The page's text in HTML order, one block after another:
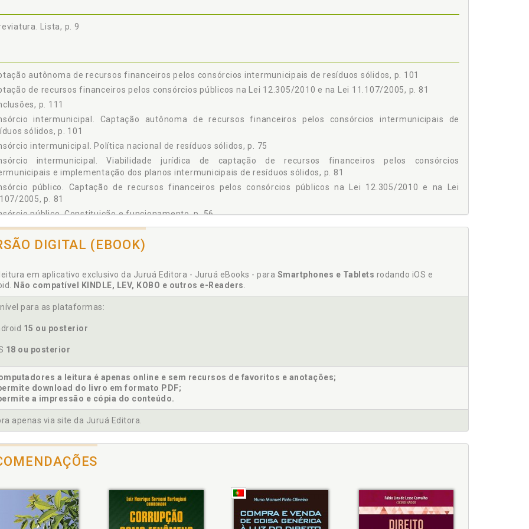
3.2.3 Resolução do Senado Federal 15/2018, p. 93
p. 111
p. 117
Lista, p. 9
autônoma de recursos financeiros pelos consórcios intermunicipais de resíduos sólidos, p. 101
de recursos financeiros pelos consórcios públicos na Lei 12.305/2010 e na Lei 11.107/2005, p. 81
p. 111
intermunicipal. Captação autônoma de recursos financeiros pelos consórcios intermunicipais de
sólidos, p. 101
intermunicipal. Política nacional de resíduos sólidos, p. 75
intermunicipal. Viabilidade jurídica de captação de recursos financeiros pelos consórcios
e implementação dos planos intermunicipais de resíduos sólidos, p. 81
público. Captação de recursos financeiros pelos consórcios públicos na Lei 12.305/2010 e na Lei
2005, p. 81
público. Constituição e funcionamento, p. 56
público. Contratação de operações de crédito, p. 87
intermunicipais e gestão de resíduos sólidos, p. 43
públicos na consecução de finalidades ambientais, p. 71
e funcionamento dos consórcios públicos, p. 56
de operações de crédito pelos consórcios públicos, p. 87
constitucionais, federalismo e cooperação, p. 44
de resíduos sólidos. Consórcios intermunicipais, p. 43
integrada de resíduos sólidos. Consórcios públicos intermunicipais, p. 71
p. 11
DIGITAL (EBOOK)
em aplicativo exclusivo da Juruá Editora - Juruá eBooks - para Smartphones e Tablets rodando iOS e
Não compatível KINDLE, LEV, KOBO e outros e-Readers.
para as plataformas:
15 ou posterior
18 ou posterior
a leitura é apenas online e sem recursos de favoritos e anotações;
download do livro em formato PDF;
a impressão e cópia do conteúdo.
apenas via site da Juruá Editora.